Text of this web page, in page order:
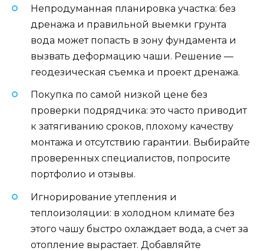
Непродуманная планировка участка: без
дренажа и правильной выемки грунта
вода может попасть в зону фундамента и
вызвать деформацию чаши. Решение —
геодезическая съемка и проект дренажа.
Покупка по самой низкой цене без
проверки подрядчика: это часто приводит
к затягиванию сроков, плохому качеству
монтажа и отсутствию гарантии. Выбирайте
проверенных специалистов, попросите
портфолио и отзывы.
Игнорирование утепления и
теплоизоляции: в холодном климате без
этого чашу быстро охлаждает вода, а счет за
отопление вырастает. Добавляйте